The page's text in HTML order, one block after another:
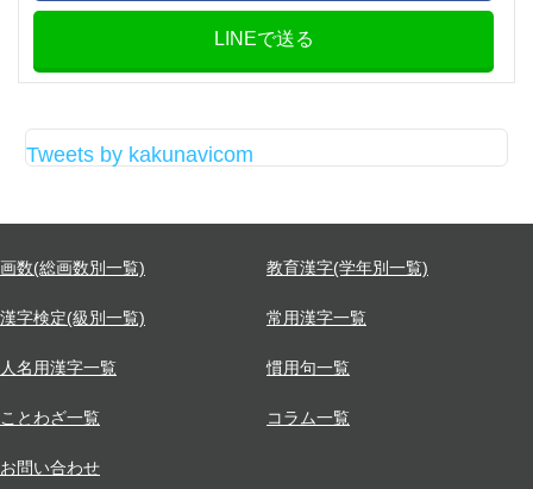
LINEで送る
Tweets by kakunavicom
画数(総画数別一覧) 教育漢字(学年別一覧)
漢字検定(級別一覧) 常用漢字一覧
人名用漢字一覧 慣用句一覧
ことわざ一覧 コラム一覧
お問い合わせ